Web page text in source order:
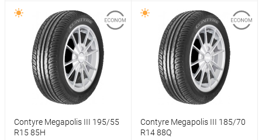
Contyre Megapolis III 195/55
R15 85H
Contyre Megapolis III 185/70
R14 88Q